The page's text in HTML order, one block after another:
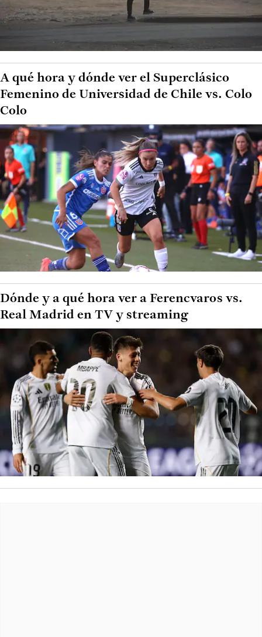
A qué hora y dónde ver el Superclásico
Femenino de Universidad de Chile vs. Colo
Colo
Dónde y a qué hora ver a Ferencvaros vs.
Real Madrid en TV y streaming